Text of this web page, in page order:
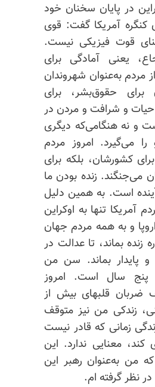
در پایان سخنان خود
آمریکا گفت: قوی
قوت فیزیکی نیست.
یعنی آمادگی برای
مردم به‌عنوان شهروندان
حقوق‌بشر، برای
حیات و شرافت و مردن در
و نه هنگامی‌که دیگری
می‌گیرد. امروز مردم
کشورشان، بلکه برای
می‌جنگند. زنده بودن ما
است. به همین دلیل
آمریکا تنها به اوکراین
و به همه مردم جهان
زنده بماند، تا عدالت در
و پایدار بماند. سن من
پنج سال است. امروز
ضربان قلبهای بیش از
زندکی من نیز متوقف
زمانی که قادر نیست
معنایی ندارد. این
من به‌عنوان رهبر این
نظر گرفته ام.